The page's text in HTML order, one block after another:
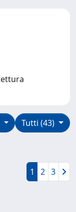
Tutti (43)
1 2 3